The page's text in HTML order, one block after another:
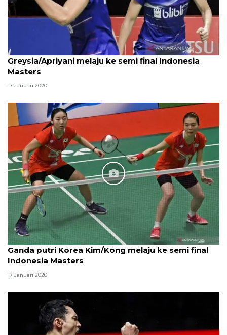
Greysia/Apriyani melaju ke semi final Indonesia
Masters
17 Januari 2020
Ganda putri Korea Kim/Kong melaju ke semi final
Indonesia Masters
17 Januari 2020